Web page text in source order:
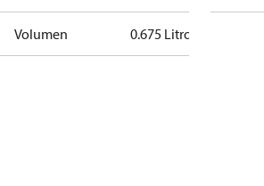
Volumen 0.675 Litro